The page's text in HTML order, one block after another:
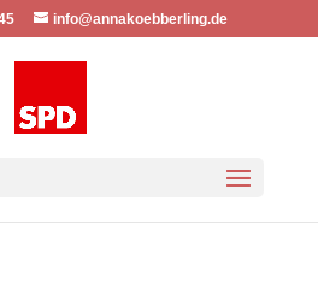
info@annakoebberling.de